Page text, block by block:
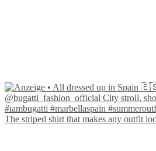
The striped shirt that makes any outfit